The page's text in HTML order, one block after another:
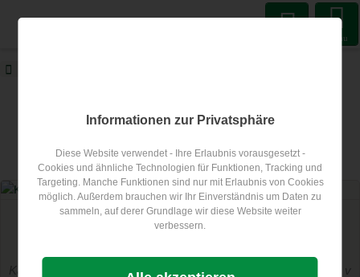
Menu
ECOCAMPS Blog
Članek na temoKamping industrija
trajnostno potovanje
Kako bo izgledal kamp prihodnosti? 1. Camping Summit Austria v
Informationen zur Privatsphäre
Diese Website verwendet - Ihre Erlaubnis vorausgesetzt -
Cookies und ähnliche Technologien für Funktionen, Tracking und
Targeting. Manche Funktionen sind nur mit Erlaubnis von Cookies
möglich. Außerdem brauchen wir Ihr Einverständnis um Daten zu
sammeln, auf derer Grundlage wir diese Website weiter
verbessern.